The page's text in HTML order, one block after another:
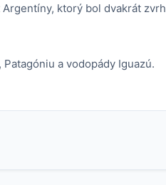
ktorý bol dvakrát
a vodopády Iguazú.